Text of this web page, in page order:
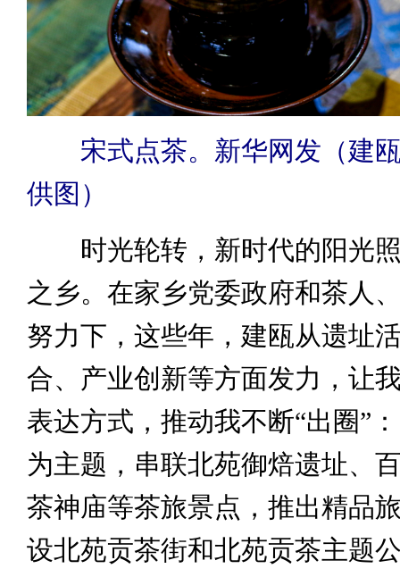
宋式点茶。新华网发（建瓯
供图）
时光轮转，新时代的阳光照
之乡。在家乡党委政府和茶人
努力下，这些年，建瓯从遗址
合、产业创新等方面发力，让
表达方式，推动我不断“出圈”
为主题，串联北苑御焙遗址、
茶神庙等茶旅景点，推出精品
设北苑贡茶街和北苑贡茶主题